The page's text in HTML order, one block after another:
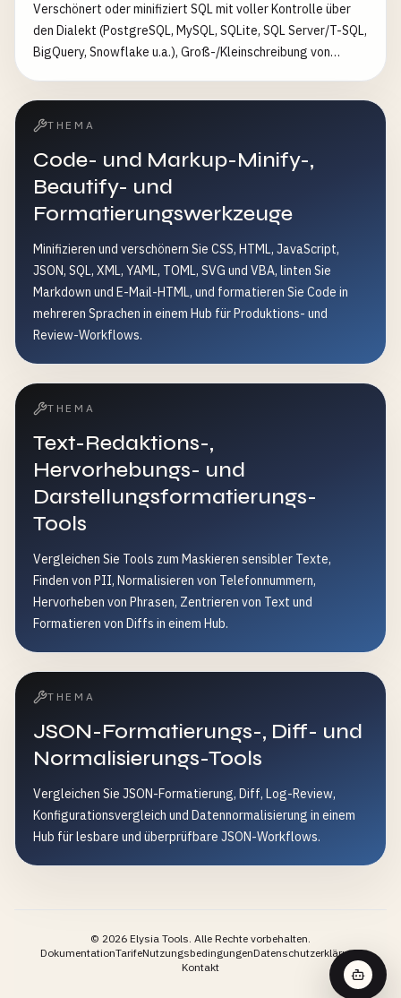
Verschönert oder minifiziert SQL mit voller Kontrolle über
den Dialekt (PostgreSQL, MySQL, SQLite, SQL Server/T-SQL,
BigQuery, Snowflake u.a.), Groß-/Kleinschreibung von
zwischen Anweisungen. Liefert ein farbig hervorgehobenes,
kopierfertiges Ergebnis mit Größen- und
Anweisungsstatistik.
THEMA
Code- und Markup-Minify-,
Beautify- und
Formatierungswerkzeuge
Minifizieren und verschönern Sie CSS, HTML, JavaScript,
JSON, SQL, XML, YAML, TOML, SVG und VBA, linten Sie
Markdown und E-Mail-HTML, und formatieren Sie Code in
mehreren Sprachen in einem Hub für Produktions- und
Review-Workflows.
THEMA
Text-Redaktions-,
Hervorhebungs- und
Darstellungsformatierungs-
Tools
Vergleichen Sie Tools zum Maskieren sensibler Texte,
Finden von PII, Normalisieren von Telefonnummern,
Hervorheben von Phrasen, Zentrieren von Text und
Formatieren von Diffs in einem Hub.
THEMA
JSON-Formatierungs-, Diff- und
Normalisierungs-Tools
Vergleichen Sie JSON-Formatierung, Diff, Log-Review,
Konfigurationsvergleich und Datennormalisierung in einem
Hub für lesbare und überprüfbare JSON-Workflows.
© 2026 Elysia Tools. Alle Rechte vorbehalten.
DokumentationTarifeNutzungsbedingungenDatenschutzerklärung
Kontakt